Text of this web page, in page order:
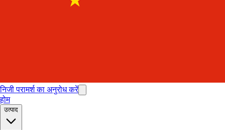
निजी परामर्श का अनुरोध करें
होम
उत्पाद